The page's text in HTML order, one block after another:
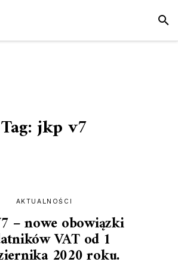
Tag:jkp v7
AKTUALNOŚCI
– nowe obowiązki
VAT od 1
2020 roku.